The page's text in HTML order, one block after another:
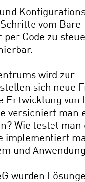
vom
Code zu
wird zur
sich neue
Entwicklung
versioniert man
Wie testet man
implementiert
und
wurden